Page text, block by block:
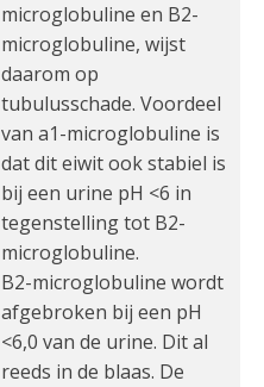
microglobuline en B2-
microglobuline, wijst
daarom op
tubulusschade. Voordeel
van a1-microglobuline is
dat dit eiwit ook stabiel is
bij een urine pH <6 in
tegenstelling tot B2-
microglobuline.
B2-microglobuline wordt
afgebroken bij een pH
<6,0 van de urine. Dit al
reeds in de blaas. De